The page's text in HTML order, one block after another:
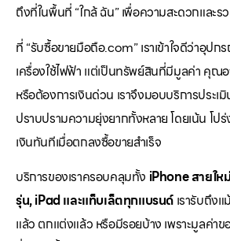
ถึงที่ในพื้นที่ “ใกล้ ฉัน” เพื่อความสะดวกและร
ที่ “รับซื้อขายมือถือ.com” เราเข้าใจดีว่าอุปก
เครื่องใช้ไฟฟ้า แต่เป็นทรัพย์สินที่มีมูลค่า คุณ
หรือต้องการเงินด่วน เราจึงมอบบริการประเ
ปราบปรามความยุ่งยากทั้งหลาย โดยเน้น โปร่
เงินทันทีเมื่อตกลงซื้อขายสำเร็จ
บริการของเราครอบคลุมทั้ง iPhone สายใ
รุ่น, iPad และแท็บเล็ตทุกแบรนด์ เรารับถึง
แล้ว ตกแต่งแล้ว หรือมีรอยบ้าง เพราะมูลค่าข